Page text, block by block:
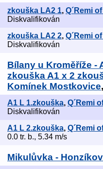
zkouška LA2 1, Q´Remi
Diskvalifikován
zkouška LA2 2, Q´Remi
Diskvalifikován
Bílany u Kroměříže -
zkouška A1 x 2
Komínek Mostkovice
A1 L 1.zkouška, Q´Remi
Diskvalifikován
A1 L 2.zkouška, Q´Remi
0.0 tr. b., 5.34 m/s
Mikulůvka -